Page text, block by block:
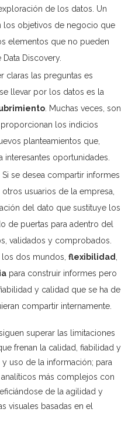
de los datos. Un
objetivos de negocio que
elementos que no pueden
Discovery.
claras las preguntas es
llevar por los datos es la
. Muchas veces, son
los indicios
planteamientos que,
interesantes oportunidades.
. Si se desea compartir informes
usuarios de la empresa,
del dato que sustituye los
de puertas para adentro del
validados y comprobados.
dos mundos, flexibilidad
para construir informes pero
y calidad que se ha de
compartir internamente.
superar las limitaciones
frenan la calidad, fiabilidad y
uso de la información; para
más complejos con
de la agilidad y
visuales basadas en el